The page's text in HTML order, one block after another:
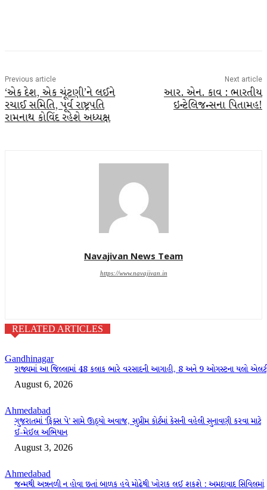
Previous article
‘એક દેશ, એક ચૂંટણી’ને લઈને
રચાઈ સમિતિ, પૂર્વ રાષ્ટ્રપતિ
રામનાથ કોવિંદ રહેશે અધ્યક્ષ
Next article
આર. એન. કાવ : ભારતીય
ઇન્ટેલિજન્સના પિતામહ!
Navajivan News Team
https://www.navajivan.in
RELATED ARTICLES
Gandhinagar
રાજ્યમાં આ જિલ્લામાં 48 કલાક ભારે વરસાદની આગાહી, 8 અને 9 ઓગસ્ટના યલો એલર્ટ
August 6, 2026
Ahmedabad
ગુજરાતમાં ‘ફિક્સ પે’ સામે ઊઠ્યો અવાજ, સુપ્રીમ કોર્ટમાં કેસની વહેલી સુનાવણી કરવા માટે
ઈ-મેઈલ અભિયાન
August 3, 2026
Ahmedabad
જન્મથી અન્નનળી ન હોવા છતાં બાળક હવે મોઢેથી ખોરાક લઈ શકશે : અમદાવાદ સિવિલમાં